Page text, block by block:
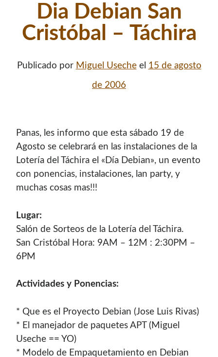
Mozilla ( Hispano|Venezuela)y en WordPress Venezuela
promuevo tecnologías abiertas, mantengoPKGBUILDS
de Archlinux,
enseñar, comparto algunas de mis opiniones y
experiencias en el mundo informático en este blog.
Puedescontactarmeo leer más sobre mi
Dia Debian San
Cristóbal – Táchira
Publicado por Miguel Usecheel 15 de agosto
de 2006
Panas, les informo que esta sábado 19 de
Agosto se celebrará en las instalaciones de la
Loterí­a del Táchira el «Dí­a Debian», un evento
con ponencias, instalaciones, lan party, y
muchas cosas mas!!!
Lugar:
Salón de Sorteos de la Loterí­a del Táchira.
San Cristóbal Hora: 9AM – 12M : 2:30PM –
6PM
Actividades y Ponencias:
* Que es el Proyecto Debian (Jose Luis Rivas)
* El manejador de paquetes APT (Miguel
Useche == YO)
* Modelo de Empaquetamiento en Debian